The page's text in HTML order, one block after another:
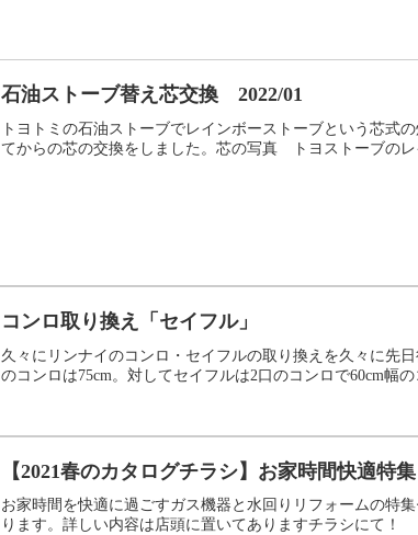
石油ストーブ替え芯交換 2022/01
トヨトミの石油ストーブでレインボーストーブという芯式
てからの芯の交換をしました。芯の写真 トヨストーブの
コンロ取り換え「セイフル」
久々にリンナイのコンロ・セイフルの取り換えを久々に先
のコンロは75cm。対してセイフルは2口のコンロで60cm幅
【2021春のカタログチラシ】お家時間快適特
お家時間を快適に過ごすガス機器と水回りリフォームの特
ります。詳しい内容は店頭に置いてありますチラシにて！